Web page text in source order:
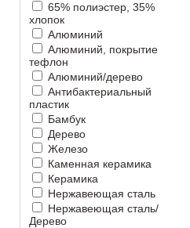
65% полиэстер, 35%
хлопок
Алюминий
Алюминий, покрытие
тефлон
Алюминий/дерево
Антибактериальный
пластик
Бамбук
Дерево
Железо
Каменная керамика
Керамика
Нержавеющая сталь
Нержавеющая сталь/
Дерево